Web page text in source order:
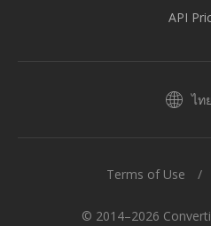
API
ไทย
© 2014–2026
Terms of Use